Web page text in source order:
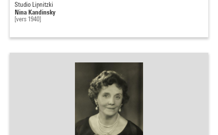
Studio Lipnitzki
Nina Kandinsky
[vers 1940]